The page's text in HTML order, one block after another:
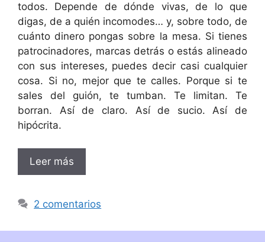
todos. Depende de dónde vivas, de lo que
digas, de a quién incomodes… y, sobre todo, de
cuánto dinero pongas sobre la mesa. Si tienes
patrocinadores, marcas detrás o estás alineado
con sus intereses, puedes decir casi cualquier
cosa. Si no, mejor que te calles. Porque si te
sales del guión, te tumban. Te limitan. Te
borran. Así de claro. Así de sucio. Así de
hipócrita.
Leer más
2 comentarios